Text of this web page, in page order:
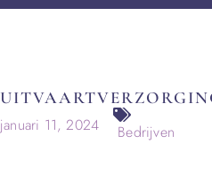
januari 11, 2024
Bedrijven